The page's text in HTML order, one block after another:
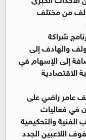
من مختلف
شراكة
والهادف إلى
إلى الإسهام في
الاقتصادية
عامر راضي على
في فعاليات
الفنية والتحكيمية
اللاعبين الجدد